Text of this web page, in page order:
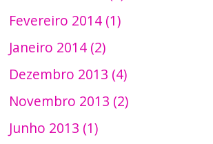
Fevereiro 2014 (1)
Janeiro 2014 (2)
Dezembro 2013 (4)
Novembro 2013 (2)
Junho 2013 (1)